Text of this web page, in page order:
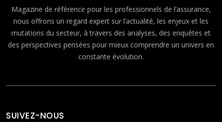
Magazine de référence pour les professionnels de l’assurance,
nous offrons un regard expert sur l’actualité, les enjeux et les
mutations du secteur, à travers des analyses, des enquêtes et
des perspectives pensées pour mieux comprendre un univers en
constante évolution.
SUIVEZ-NOUS